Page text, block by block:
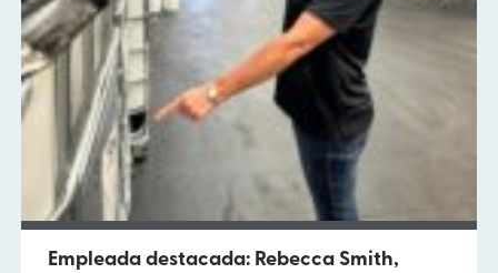
Empleada destacada: Rebecca Smith,